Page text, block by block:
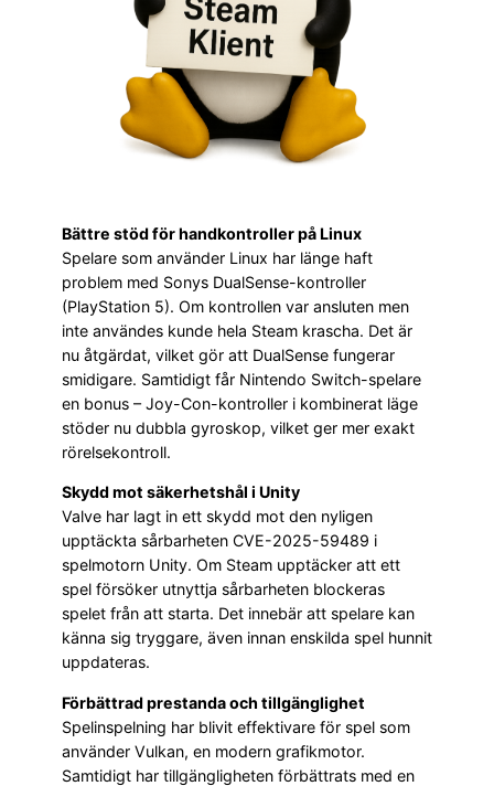
Bättre stöd för handkontroller på Linux
Spelare som använder Linux har länge haft
problem med Sonys DualSense-kontroller
(PlayStation 5). Om kontrollen var ansluten men
inte användes kunde hela Steam krascha. Det är
nu åtgärdat, vilket gör att DualSense fungerar
smidigare. Samtidigt får Nintendo Switch-spelare
en bonus – Joy-Con-kontroller i kombinerat läge
stöder nu dubbla gyroskop, vilket ger mer exakt
rörelsekontroll.
Skydd mot säkerhetshål i Unity
Valve har lagt in ett skydd mot den nyligen
upptäckta sårbarheten CVE-2025-59489 i
spelmotorn Unity. Om Steam upptäcker att ett
spel försöker utnyttja sårbarheten blockeras
spelet från att starta. Det innebär att spelare kan
känna sig tryggare, även innan enskilda spel hunnit
uppdateras.
Förbättrad prestanda och tillgänglighet
Spelinspelning har blivit effektivare för spel som
använder Vulkan, en modern grafikmotor.
Samtidigt har tillgängligheten förbättrats med en